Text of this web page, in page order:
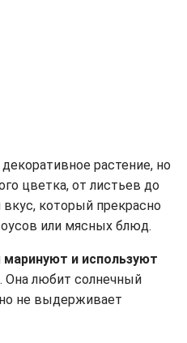
растение, но
цветка, от листьев до
который прекрасно
или мясных блюд.
маринуют и используют
. Она любит солнечный
не выдерживает